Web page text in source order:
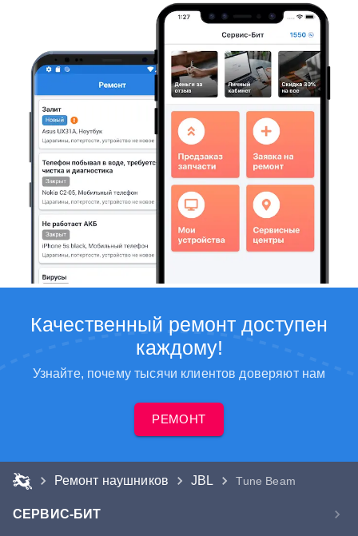
Качественный ремонт доступен
каждому!
Узнайте, почему тысячи клиентов доверяют нам
РЕМОНТ
Ремонт наушников JBL Tune Beam
СЕРВИС-БИТ